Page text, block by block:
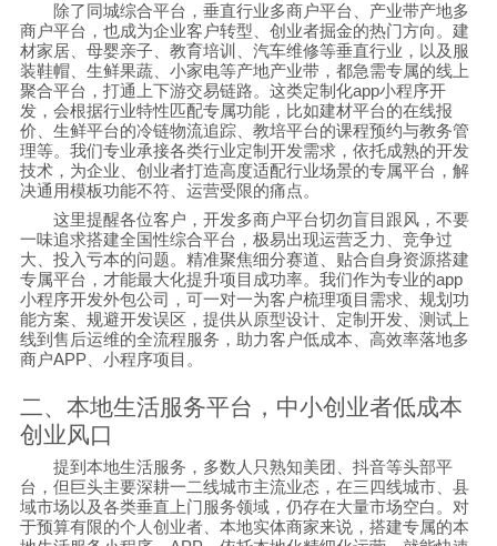
除了同城综合平台，垂直行业多商户平台、产业带产地多
商户平台，也成为企业客户转型、创业者掘金的热门方向。建
材家居、母婴亲子、教育培训、汽车维修等垂直行业，以及服
装鞋帽、生鲜果蔬、小家电等产地产业带，都急需专属的线上
聚合平台，打通上下游交易链路。这类定制化app小程序开
发，会根据行业特性匹配专属功能，比如建材平台的在线报
价、生鲜平台的冷链物流追踪、教培平台的课程预约与教务管
理等。我们专业承接各类行业定制开发需求，依托成熟的开发
技术，为企业、创业者打造高度适配行业场景的专属平台，解
决通用模板功能不符、运营受限的痛点。
这里提醒各位客户，开发多商户平台切勿盲目跟风，不要
一味追求搭建全国性综合平台，极易出现运营乏力、竞争过
大、投入亏本的问题。精准聚焦细分赛道、贴合自身资源搭建
专属平台，才能最大化提升项目成功率。我们作为专业的app
小程序开发外包公司，可一对一为客户梳理项目需求、规划功
能方案、规避开发误区，提供从原型设计、定制开发、测试上
线到售后运维的全流程服务，助力客户低成本、高效率落地多
商户APP 、小程序项目。
二、本地生活服务平台，中小创业者低成本
创业风口
提到本地生活服务，多数人只熟知美团、抖音等头部平
台，但巨头主要深耕一二线城市主流业态，在三四线城市、县
域市场以及各类垂直上门服务领域，仍存在大量市场空白。对
于预算有限的个人创业者、本地实体商家来说，搭建专属的本